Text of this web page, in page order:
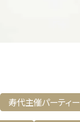
寿代主催パーティー